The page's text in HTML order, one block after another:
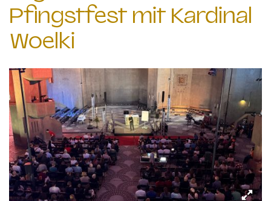
Pfingstfest mit Kardinal
Woelki